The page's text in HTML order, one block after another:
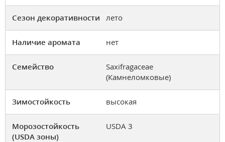
Сезон декоративности лето
Наличие аромата нет
Семейство
Saxifragaceae
(Камнеломковые)
Зимостойкость высокая
Морозостойкость
(USDA зоны)
USDA 3